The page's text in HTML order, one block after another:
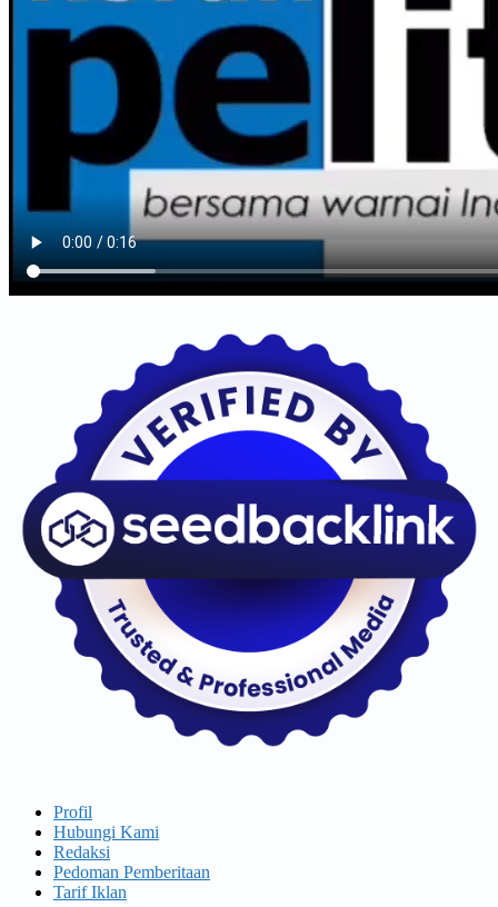
Profil
Hubungi Kami
Redaksi
Pedoman Pemberitaan
Tarif Iklan